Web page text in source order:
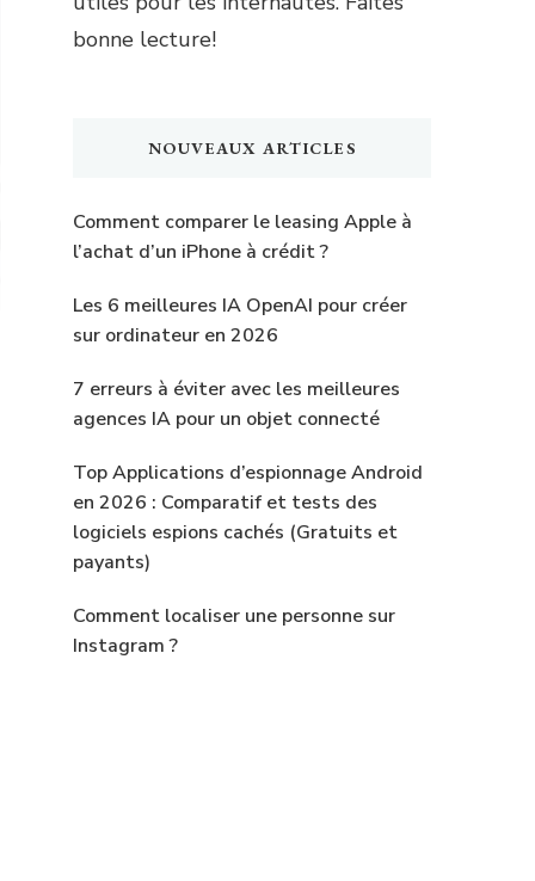
bonne lecture!
NOUVEAUX ARTICLES
Comment comparer le leasing Apple à
l’achat d’un iPhone à crédit ?
Les 6 meilleures IA OpenAI pour créer
sur ordinateur en 2026
7 erreurs à éviter avec les meilleures
agences IA pour un objet connecté
Top Applications d’espionnage Android
en 2026 : Comparatif et tests des
logiciels espions cachés (Gratuits et
payants)
Comment localiser une personne sur
Instagram ?